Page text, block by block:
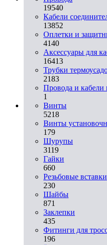
19540
Кабели
13852
Оплетки и
4140
Аксессуары для
16413
Трубки
2183
Провода и кабели
1
Винты
5218
Винты
179
Шурупы
3119
Гайки
660
Резьбовые вставки
230
Шайбы
871
Заклепки
435
Фитинги для
196